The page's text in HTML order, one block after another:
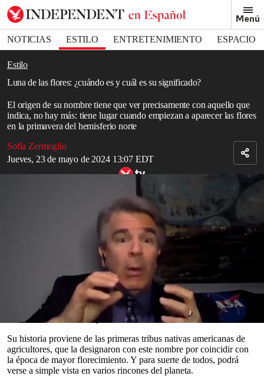
Menú
NOTICIAS ESTILO ENTRETENIMIENTO
ESPACIO
DEPORTES
Estilo
Luna de las flores: ¿cuándo es y cuál es su significado?
El origen de su nombre tiene que ver precisamente con aquello que
indica, no hay más: tiene lugar cuando empiezan a aparecer las flores
en la primavera del hemisferio norte
Sofía Zermoglio
Jueves, 23 de mayo de 2024 13:07 EDT
Bookmark popover
Removed from bookmarks
Close popover
seconds
seconds
de las flores, el nombre tradicional de la luna llena de mayo,
El origen de su nombre tiene que ver precisamente con aquello que
indica, no hay más: tiene lugar cuando empiezan a aparecer las
flores en la primavera del hemisferio norte. Mayo es conocido por
ser el momento del año en el que las temperaturas suben y una gran
variedad de flores brotan por completo, haciendo que el entorno
estalle en un derroche de color. Será, además, una ocasión especial,
pues que coincida una superluna y un eclipse lunar total solo
acontece cada dos años y medio.
Su historia proviene de las primeras tribus nativas americanas de
agricultores, que la designaron con este nombre por coincidir con
la época de mayor florecimiento. Y para suerte de todos, podrá
verse a simple vista en varios rincones del planeta.